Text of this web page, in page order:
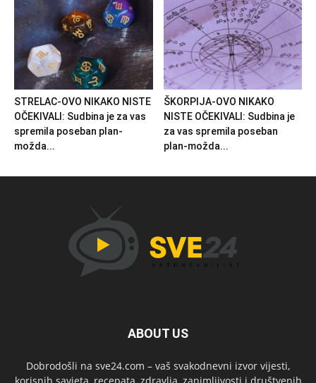
STRELAC-OVO NIKAKO NISTE
OČEKIVALI: Sudbina je za vas
spremila poseban plan-
možda...
ŠKORPIJA-OVO NIKAKO
NISTE OČEKIVALI: Sudbina je
za vas spremila poseban
plan-možda...
ABOUT US
Dobrodošli na sve24.com – vaš svakodnevni izvor vijesti,